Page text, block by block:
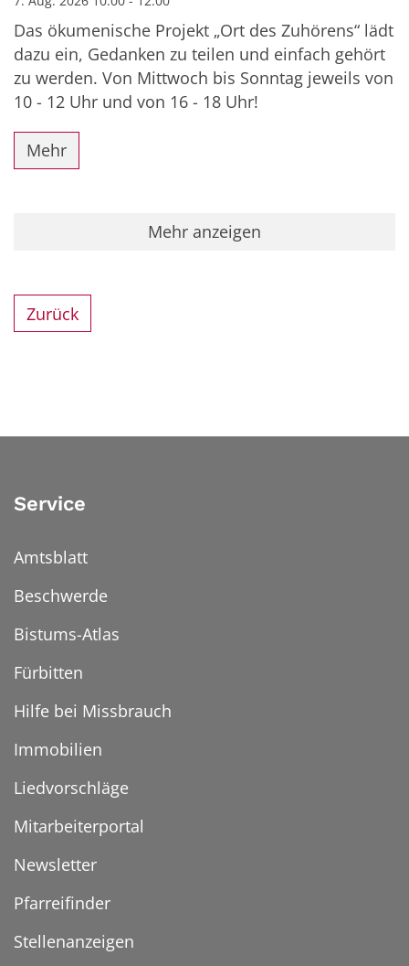
Das ökumenische Projekt „Ort des Zuhörens“ lädt
dazu ein, Gedanken zu teilen und einfach gehört
zu werden. Von Mittwoch bis Sonntag jeweils von
10 - 12 Uhr und von 16 - 18 Uhr!
Mehr
Mehr anzeigen
Zurück
Service
Amtsblatt
Beschwerde
Bistums-Atlas
Fürbitten
Hilfe bei Missbrauch
Immobilien
Liedvorschläge
Mitarbeiterportal
Newsletter
Pfarreifinder
Stellenanzeigen